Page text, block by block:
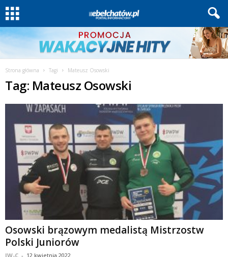
Strona główna Tagi Mateusz Osowski
Tag: Mateusz Osowski
Osowski brązowym medalistą Mistrzostw
Polski Juniorów
IW-C - 12 kwietnia 2022